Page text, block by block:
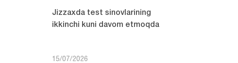
Jizzaxda test sinovlarining
ikkinchi kuni davom etmoqda
15/07/2026